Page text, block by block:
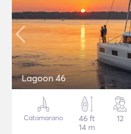
Lagoon 46
Catamarano
46 ft
14 m
12